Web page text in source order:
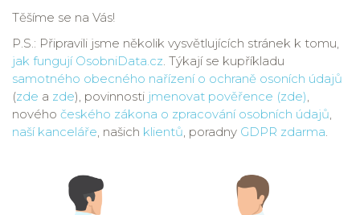
Těšíme se na Vás!
P.S.: Připravili jsme několik vysvětlujících stránek k tomu,
jak fungují OsobniData.cz. Týkají se kupříkladu
samotného obecného nařízení o ochraně osoních údajů
(zde a zde), povinnosti jmenovat pověřence (zde),
nového českého zákona o zpracování osobních údajů,
naší kanceláře, našich klientů, poradny GDPR zdarma.